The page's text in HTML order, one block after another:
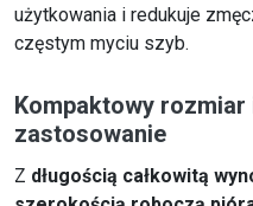
użytkowania i redukuje
częstym myciu szyb.
Kompaktowy rozmiar
zastosowanie
Z długością całkowitą